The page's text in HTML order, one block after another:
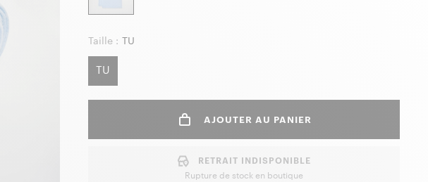
Taille : TU
TU
AJOUTER AU PANIER
RETRAIT INDISPONIBLE
Rupture de stock en boutique